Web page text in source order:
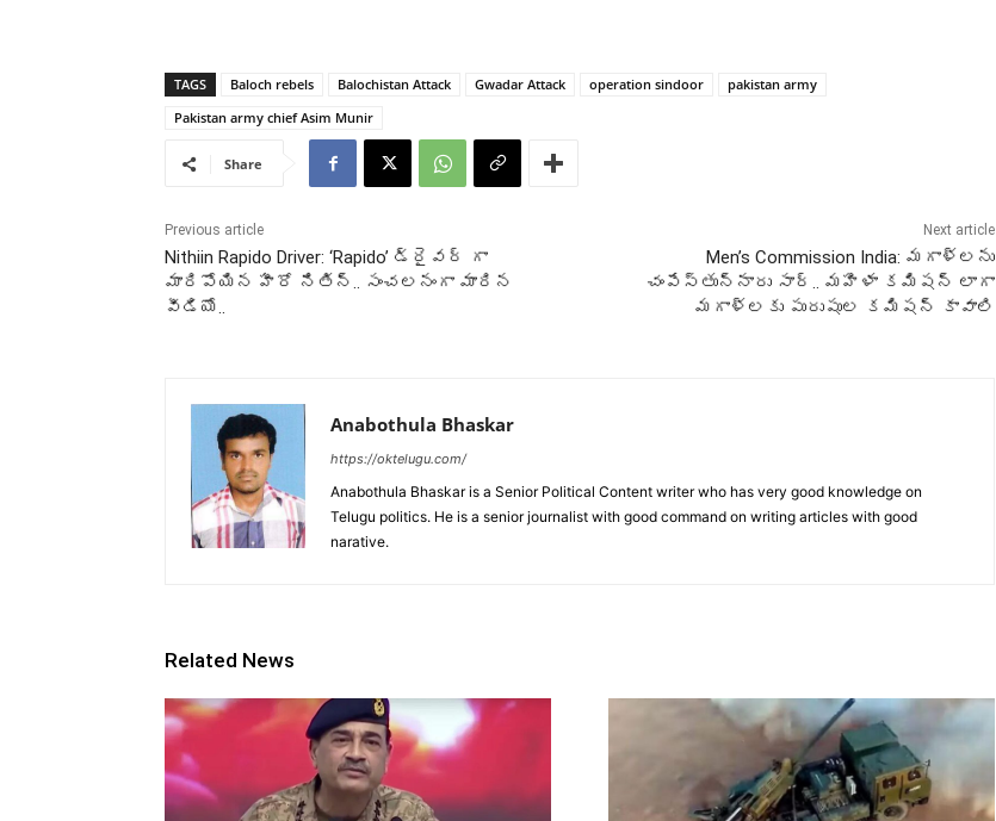
TAGS Baloch rebels Balochistan Attack Gwadar Attack operation sindoor
pakistan army
Pakistan army chief Asim Munir
Share
Previous article
Nithiin Rapido Driver: ‘Rapido’ డ్రైవర్ గా
మారిపోయిన హీరో నితిన్.. సంచలనంగా మారిన
వీడియో..
Next article
Men’s Commission India: మగాళ్లను
చంపేస్తున్నారు సార్.. మహిళా కమిషన్ లాగా
మగాళ్లకు పురుషుల కమిషన్ కావాలి
Anabothula Bhaskar
https://oktelugu.com/
Anabothula Bhaskar is a Senior Political Content writer who has very good knowledge on
Telugu politics. He is a senior journalist with good command on writing articles with good
narative.
Related News